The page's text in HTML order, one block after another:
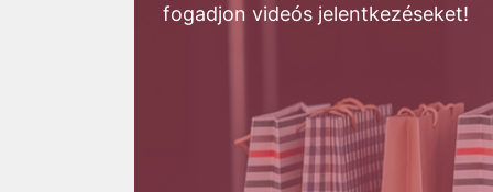
fogadjon videós jelentkezéseket!